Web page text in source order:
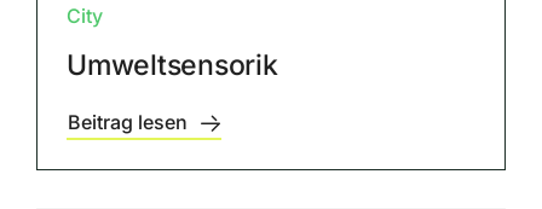
City
Umweltsensorik
Beitrag lesen